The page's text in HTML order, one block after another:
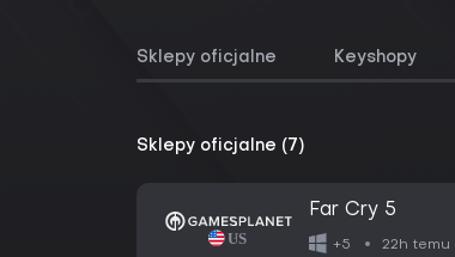
Sklepy oficjalne Keyshopy
Sklepy oficjalne (7)
Far Cry 5
+5 22h temu